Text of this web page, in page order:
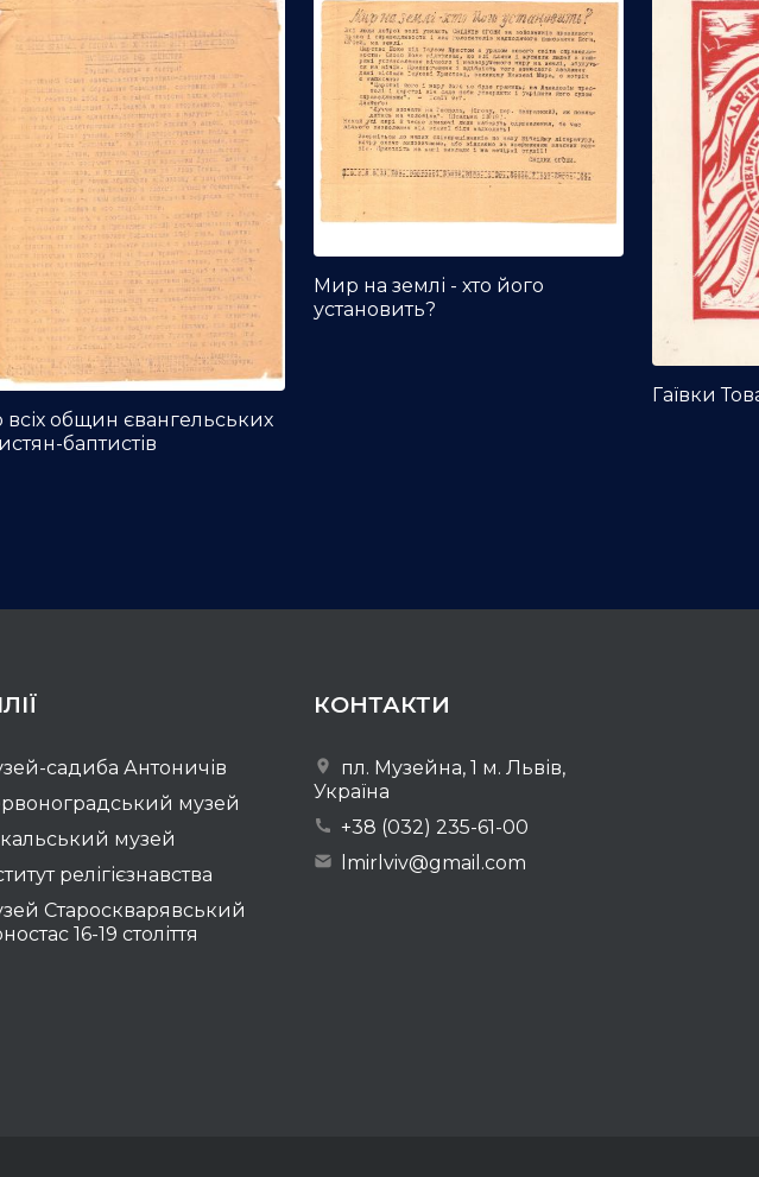
всіх общин євангельських
баптистів
Мир на землі - хто його
установить?
Гаївки
садиба Антоничів
музей
музей
релігієзнавства
Староскварявський
16-19 cтоліття
КОНТАКТИ
пл. Музейна, 1 м. Львів,
Україна
+38 (032) 235-61-00
lmirlviv@gmail.com